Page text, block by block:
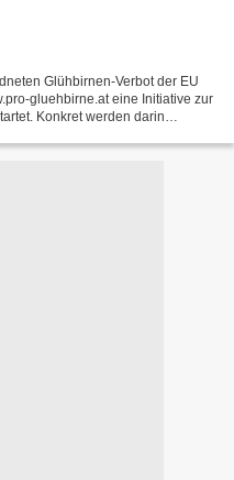
Glühbirnen-Verbot der EU
gluehbirne.at eine Initiative zur
Konkret werden darin